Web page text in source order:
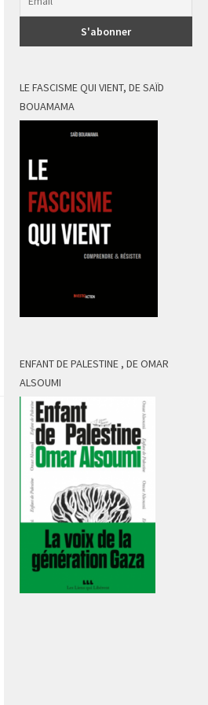
LE FASCISME QUI VIENT, DE SAÏD
BOUAMAMA
ENFANT DE PALESTINE , DE OMAR
ALSOUMI